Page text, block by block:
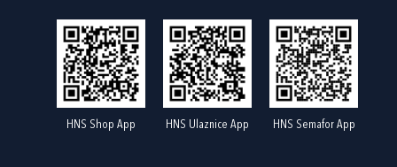
HNS Shop App HNS Ulaznice App HNS Semafor App